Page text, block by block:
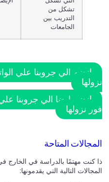
تشكل من
التدريب بين
الجامعات
انضم الي جروبنا علي
نزولها
انضم ايضا الي جروبنا
فور نزولها
المجالات المتاحة
ذا كنت مهتمًا بالدراسة في الخارج
المجالات التالية التي يقدمونها: